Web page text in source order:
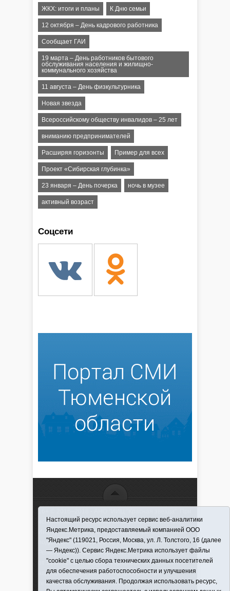
ЖКХ: итоги и планы К Дню семьи
12 октября – День кадрового работника
Сообщает ГАИ
19 марта – День работников бытового
обслуживания населения и жилищно-
коммунального хозяйства
11 августа – День физкультурника
Новая звезда
Всероссийскому обществу инвалидов – 25 лет
вниманию предпринимателей
Расширяя горизонты Пример для всех
Проект «Сибирская глубинка»
23 января – День почерка ночь в музее
активный возраст
Соцсети
использовании материалов ссылка обязательна
Информационная лента выходит при финансовой
поддержке правительства Тюменской области
Регистрационный номер СМИ ЭЛ № ФС 77-66066
от 10.06. 2016 г. выдано Федеральной службой по
надзору в сфере связи, информационных
технологий и массовых коммуникаций.
Настоящий ресурс использует сервис веб-аналитики
Яндекс.Метрика, предоставляемый компанией ООО
"Яндекс" (119021, Россия, Москва, ул. Л. Толстого, 16 (далее
— Яндекс)). Сервис Яндекс.Метрика использует файлы
"cookie" с целью сбора технических данных посетителей
для обеспечения работоспособности и улучшения
качества обслуживания. Продолжая использовать ресурс,